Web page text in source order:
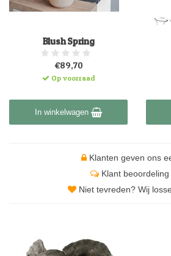
Blush Spring
€89,70
Op voorraad
In winkelwagen
Klanten geven ons
Klant beoordeling
Niet tevreden? Wij